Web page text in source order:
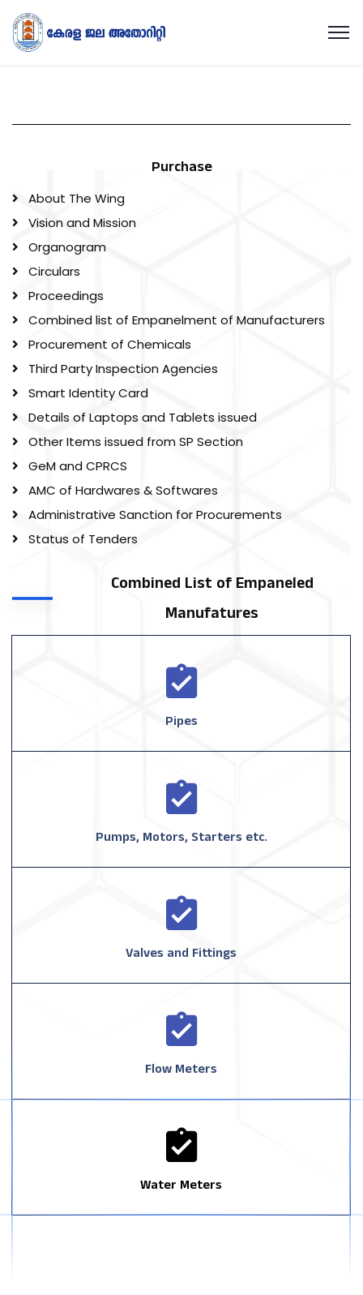
Purchase
About The Wing
Vision and Mission
Organogram
Circulars
Proceedings
Combined list of Empanelment of Manufacturers
Procurement of Chemicals
Third Party Inspection Agencies
Smart Identity Card
Details of Laptops and Tablets issued
Other Items issued from SP Section
GeM and CPRCS
AMC of Hardwares & Softwares
Administrative Sanction for Procurements
Status of Tenders
Combined List of Empaneled
Manufatures
Pipes
Pumps, Motors, Starters etc.
Valves and Fittings
Flow Meters
Water Meters